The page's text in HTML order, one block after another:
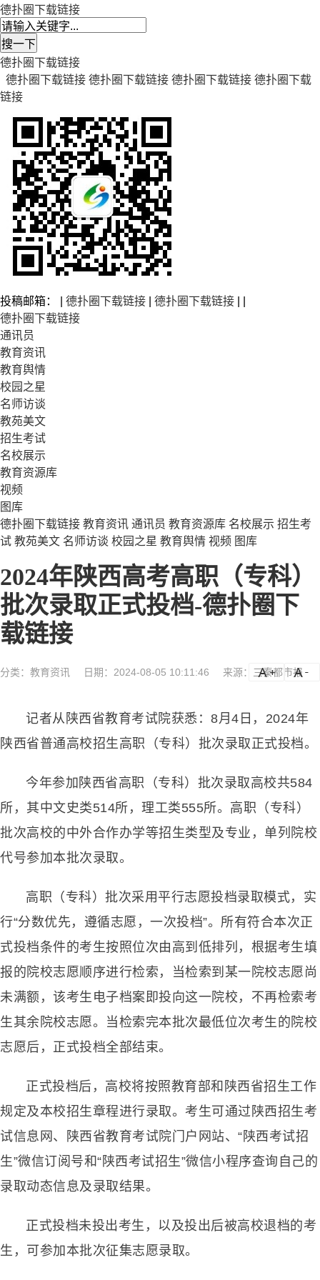
德扑圈下载链接
德扑圈下载链接
德扑圈下载链接 德扑圈下载链接 德扑圈下载链接 德扑圈下载
链接
投稿邮箱： | 德扑圈下载链接 德扑圈下载链接
德扑圈下载链接
通讯员
教育资讯
教育舆情
校园之星
名师访谈
教苑美文
招生考试
名校展示
教育资源库
视频
图库
德扑圈下载链接 教育资讯 通讯员 教育资源库 名校展示 招生考
试 教苑美文 名师访谈 校园之星 教育舆情 视频 图库
2024年陕西高考高职（专科）
批次录取正式投档-德扑圈下
载链接
分类： 教育资讯 日期：2024-08-05 10:11:46 来源：三秦都市报
a
记者从陕西省教育考试院获悉：8月4日，2024年
陕西省普通高校招生高职（专科）批次录取正式投档。
今年参加陕西省高职（专科）批次录取高校共584
所，其中文史类514所，理工类555所。高职（专科）
批次高校的中外合作办学等招生类型及专业，单列院校
代号参加本批次录取。
高职（专科）批次采用平行志愿投档录取模式，实
行“分数优先，遵循志愿，一次投档”。所有符合本次正
式投档条件的考生按照位次由高到低排列，根据考生填
报的院校志愿顺序进行检索，当检索到某一院校志愿尚
未满额，该考生电子档案即投向这一院校，不再检索考
生其余院校志愿。当检索完本批次最低位次考生的院校
志愿后，正式投档全部结束。
正式投档后，高校将按照教育部和陕西省招生工作
规定及本校招生章程进行录取。考生可通过陕西招生考
试信息网、陕西省教育考试院门户网站、“陕西考试招
生”微信订阅号和“陕西考试招生”微信小程序查询自己的
录取动态信息及录取结果。
正式投档未投出考生，以及投出后被高校退档的考
生，可参加本批次征集志愿录取。